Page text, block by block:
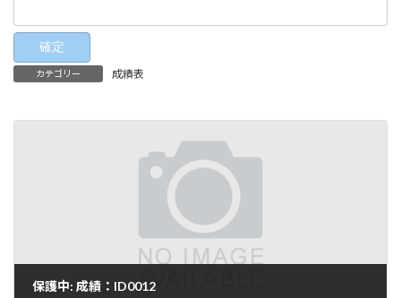
カテゴリー 成績表
保護中: 成績：ID0012